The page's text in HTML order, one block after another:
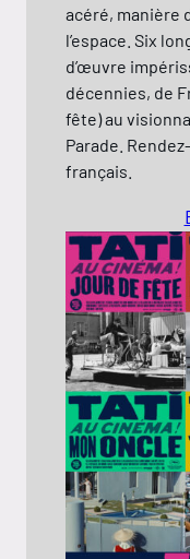
manière d’interroger la
Six longs métrages :
impérissables qui ont
de François le
visionnaire Playtime,
Rendez-vous avec un
En savoir